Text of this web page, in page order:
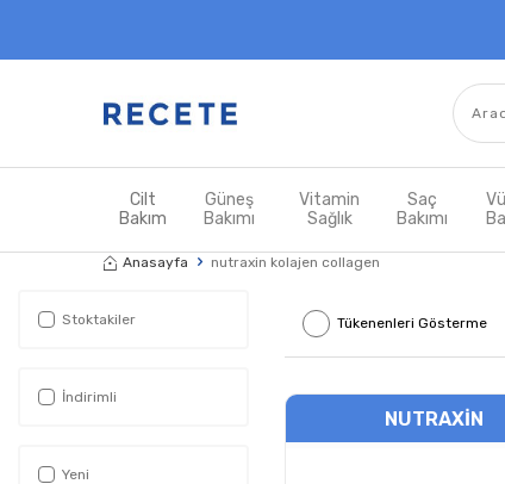
Cilt
Bakım
Güneş
Bakımı
Vitamin
Sağlık
Saç
Bakımı
Anasayfa nutraxin kolajen collagen
Stoktakiler
İndirimli
Yeni
Tükenenleri Gösterme
NUTRAXIN